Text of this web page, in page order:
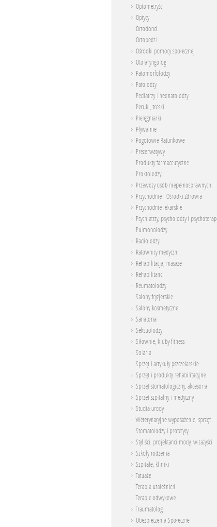
Optometryści
Optycy
Ortodonci
Ortopedzi
Ośrodki pomocy społecznej
Otolaryngolog
Patomorfolodzy
Patolodzy
Pediatrzy i neonatolodzy
Peruki, treski
Pielęgniarki
Pływalnie
Pogotowie Ratunkowe
Prezerwatywy
Produkty farmaceutyczne
Proktolodzy
Przewozy osób niepełnosprawnych
Przychodnie i Ośrodki Zdrowia
Przychodnie lekarskie
Psychiatrzy, psycholodzy i
Pulmonolodzy
Radiolodzy
Ratownicy medyczni
Rehabilitacja, masaże
Rehabilitanci
Reumatolodzy
Salony fryzjerskie
Salony kosmetyczne
Sanatoria
Seksuolodzy
Siłownie, kluby fitness
Solaria
Sprzęt i artykuły pszczelarskie
Sprzęt i produkty rehabilitacyjne
Sprzęt stomatologiczny, akcesoria
Sprzęt szpitalny i medyczny
Studia urody
Weterynaryjne wyposażenie, sprzęt
Stomatolodzy i protetycy
Styliści, projektanci mody, wizażyści
Szkoły rodzenia
Szpitale, kliniki
Tatuaże
Terapia uzależnień
Terapie odwykowe
Traumatolog
Ubezpieczenia Społeczne